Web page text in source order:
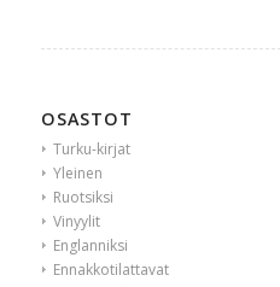
OSASTOT
Turku-kirjat
Yleinen
Ruotsiksi
Vinyylit
Englanniksi
Ennakkotilattavat